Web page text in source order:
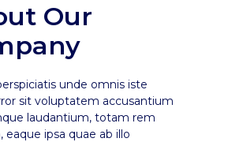
Our
unde omnis iste
sit voluptatem accusantium
laudantium, totam rem
eaque ipsa quae ab illo